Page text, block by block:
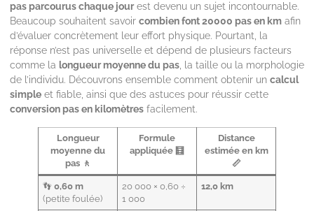
pas parcourus chaque jourest devenu un sujet incontournable.
Beaucoup souhaitent savoir combien font 20000 pas en km afin
d’évaluer concrètement leur effort physique. Pourtant, la
réponse n’est pas universelle et dépend de plusieurs facteurs
comme la longueur moyenne du pas, la taille ou la morphologie
de l’individu. Découvrons ensemble comment obtenir un calcul
simple et fiable, ainsi que des astuces pour réussir cette
conversion pas en kilomètres facilement.
Longueur
moyenne du
pas 🚶
Formule
appliquée 🧮
Distance
estimée en km
📏
👣0,60 m
(petite foulée)
20 000 × 0,60 ÷
1 000
12,0 km